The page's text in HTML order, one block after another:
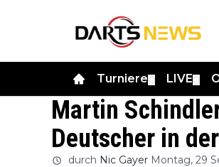
Turniere LIVE
Martin
Deutscher in
durch Nic Gayer Montag, 29